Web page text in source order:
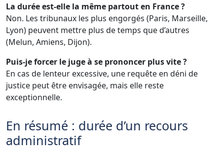
La durée est-elle la même partout en France ?
Non. Les tribunaux les plus engorgés (Paris, Marseille,
Lyon) peuvent mettre plus de temps que d’autres
(Melun, Amiens, Dijon).
Puis-je forcer le juge à se prononcer plus vite ?
En cas de lenteur excessive, une requête en déni de
justice peut être envisagée, mais elle reste
exceptionnelle.
En résumé : durée d’un recours
administratif